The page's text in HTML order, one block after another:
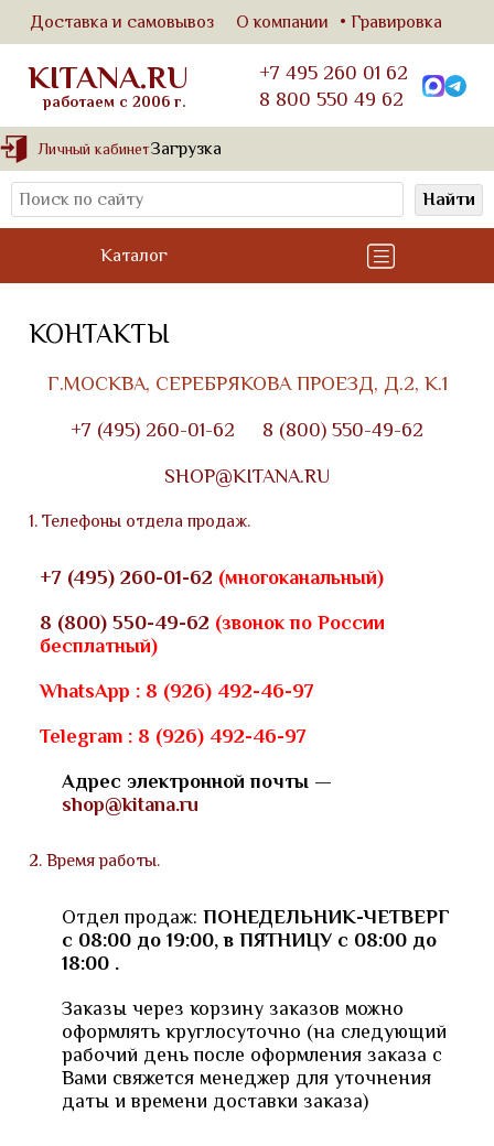
Доставка и самовывоз О компании Гравировка
KITANA.RU
работаем с 2006 г.
+7 495 260 01 62
8 800 550 49 62
Личный кабинетЗагрузка
Найти
Каталог
КОНТАКТЫ
Г.МОСКВА, СЕРЕБРЯКОВА ПРОЕЗД, Д.2, К.1
+7 (495) 260-01-62 8 (800) 550-49-62
SHOP@KITANA.RU
1. Телефоны отдела продаж.
+7 (495) 260-01-62 (многоканальный)
8 (800) 550-49-62 (звонок по России
бесплатный)
WhatsApp : 8 (926) 492-46-97
Telegram : 8 (926) 492-46-97
Адрес электронной почты —
shop@kitana.ru
2. Время работы.
Отдел продаж: ПОНЕДЕЛЬНИК-ЧЕТВЕРГ
с 08:00 до 19:00, в ПЯТНИЦУ с 08:00 до
18:00 .
Заказы через корзину заказов можно
оформлять круглосуточно (на следующий
рабочий день после оформления заказа с
Вами свяжется менеджер для уточнения
даты и времени доставки заказа)